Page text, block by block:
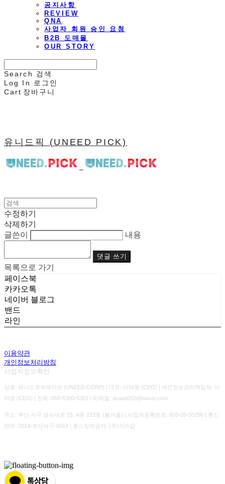
공지사항
REVIEW
QNA
사업자 회원 승인 요청
B2B 도매몰
OUR STORY
Search
검색
Log In
로그인
Cart 장바구니
유니드픽 (UNEED PICK)
수정하기
삭제하기
글쓴이
내용
댓글 쓰기
목록으로 가기
페이스북
카카오톡
네이버 블로그
밴드
라인
이용약관
개인정보처리방침
사업자정보확인
상호: 유니드코퍼레이션 (UNEED.CORP) | 대표: 이여명 (CEO) | 개인정보관리책임자: 이
여명 (CEO) | 전화: 050-5300-5381 | 이메일: duaud203@naver.com
주소: 부산 서구 보수대로 15, A동 213호 (봄겨울) | 사업자등록번호: 603-09-50296 | 통신
판매: 2014-부산서구-0014 | 호스팅제공자: (주)식스샵